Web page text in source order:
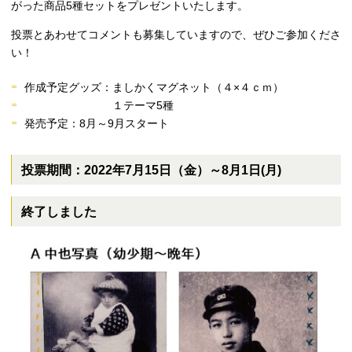
がった商品5種セットをプレゼントいたします。
投票とあわせてコメントも募集していますので、ぜひご参加くださ
い！
作成予定グッズ：ましかくマグネット（４×４ｃｍ）
１テーマ5種
発売予定：8月～9月スタート
投票期間：2022年7月15日（金）～8月1日(月)
終了しました